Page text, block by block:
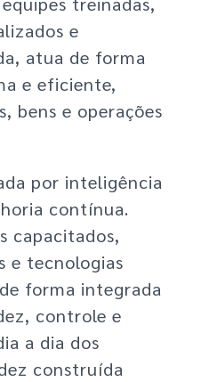
e
atua de forma
e eficiente,
bens e operações
por inteligência
contínua.
capacitados,
e tecnologias
forma integrada
controle e
a dia dos
construída